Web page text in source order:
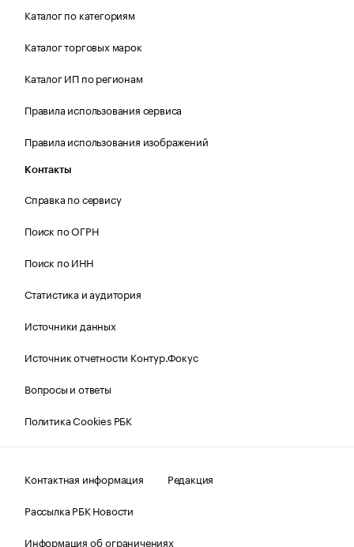
Каталог по категориям
Каталог торговых марок
Каталог ИП по регионам
Правила использования сервиса
Правила использования изображений
Контакты
Справка по сервису
Поиск по ОГРН
Поиск по ИНН
Статистика и аудитория
Источники данных
Источник отчетности Контур.Фокус
Вопросы и ответы
Политика Cookies РБК
Контактная информация
Редакция
Рассылка РБК Новости
Информация об ограничениях